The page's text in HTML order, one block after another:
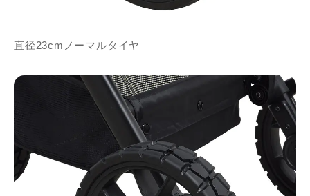
直径23cmノーマルタイヤ